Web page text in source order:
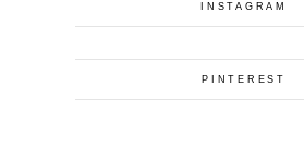
INSTAGRAM
PINTEREST